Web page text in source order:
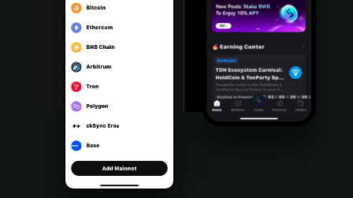
Português (Portugal)
Bahasa Indonesia
Português (Brasil)
Español (Argentina)